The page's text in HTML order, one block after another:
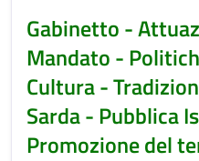
Gabinetto -
Mandato -
Cultura -
Sarda - Pubblica
Promozione del